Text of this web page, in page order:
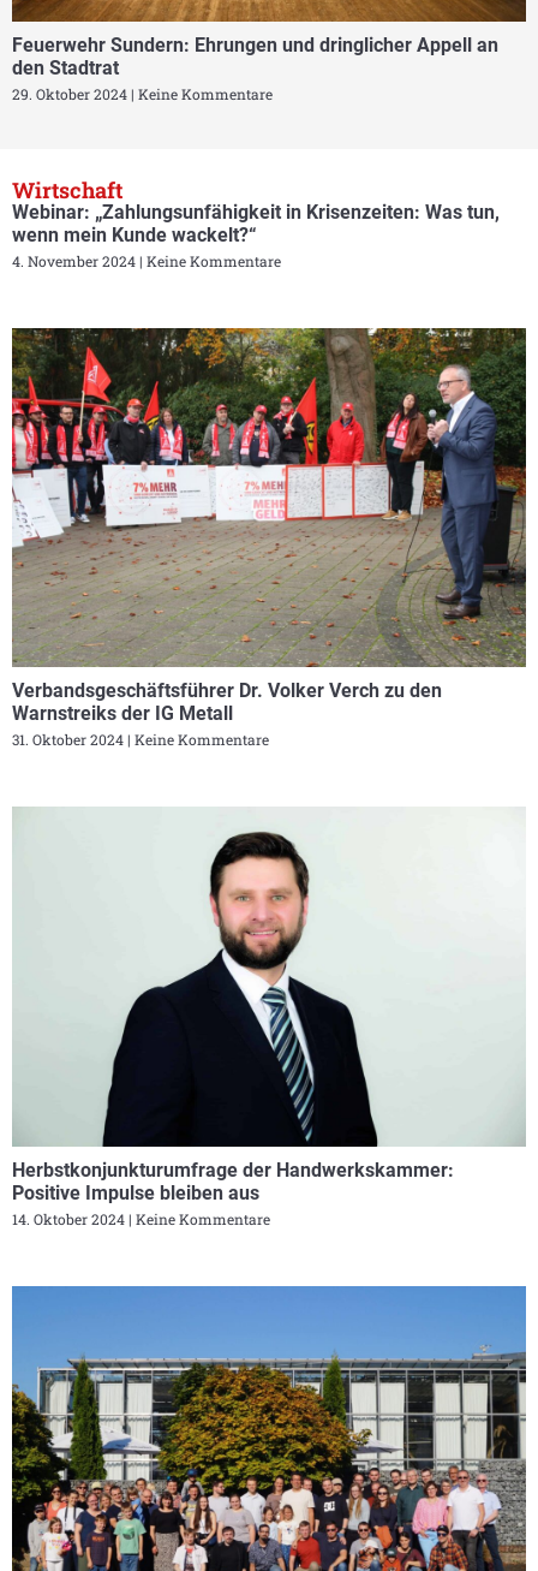
Feuerwehr Sundern: Ehrungen und dringlicher Appell an
den Stadtrat
29. Oktober 2024 Keine Kommentare
Wirtschaft
Webinar: „Zahlungsunfähigkeit in Krisenzeiten: Was tun,
wenn mein Kunde wackelt?“
4. November 2024 Keine Kommentare
Verbandsgeschäftsführer Dr. Volker Verch zu den
Warnstreiks der IG Metall
31. Oktober 2024 Keine Kommentare
Herbstkonjunkturumfrage der Handwerkskammer:
Positive Impulse bleiben aus
14. Oktober 2024 Keine Kommentare